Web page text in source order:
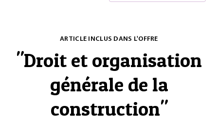
ARTICLE INCLUS DANS L'OFFRE
"Droit et organisation
générale de la
construction"